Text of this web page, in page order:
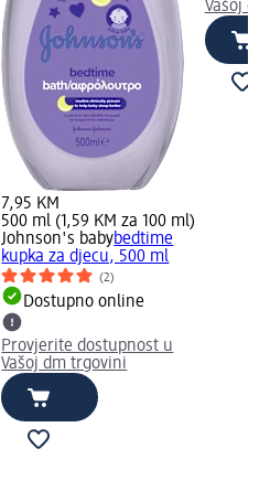
7,95 KM
500 ml (1,59 KM za 100 ml)
Johnson's babybedtime
kupka za djecu, 500 ml
(2)
Dostupno online
Provjerite dostupnost u
Vašoj dm trgovini
Vašoj